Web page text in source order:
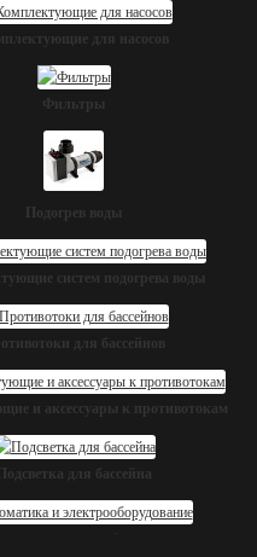
для насосов
Фильтры
Подогрев воды
систем подогрева воды
для бассейнов
и аксессуары к противотокам
Подсветка для бассейна
и электрооборудование